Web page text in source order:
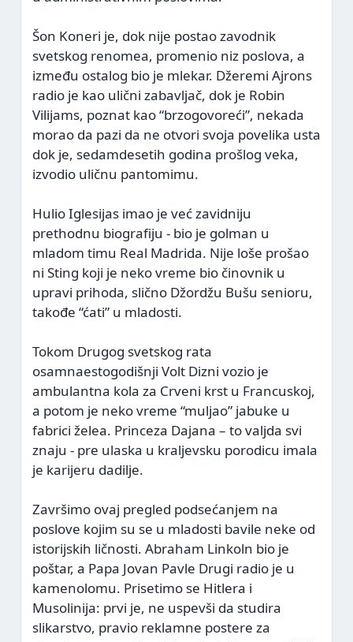
Šon Koneri je, dok nije postao zavodnik
svetskog renomea, promenio niz poslova, a
između ostalog bio je mlekar. Džeremi Ajrons
radio je kao ulični zabavljač, dok je Robin
Vilijams, poznat kao “brzogovoreći”, nekada
morao da pazi da ne otvori svoja povelika usta
dok je, sedamdesetih godina prošlog veka,
izvodio uličnu pantomimu.
Hulio Iglesijas imao je već zavidniju
prethodnu biografiju - bio je golman u
mladom timu Real Madrida. Nije loše prošao
ni Sting koji je neko vreme bio činovnik u
upravi prihoda, slično Džordžu Bušu senioru,
takođe “ćati” u mladosti.
Tokom Drugog svetskog rata
osamnaestogodišnji Volt Dizni vozio je
ambulantna kola za Crveni krst u Francuskoj,
a potom je neko vreme “muljao” jabuke u
fabrici želea. Princeza Dajana – to valjda svi
znaju - pre ulaska u kraljevsku porodicu imala
je karijeru dadilje.
Završimo ovaj pregled podsećanjem na
poslove kojim su se u mladosti bavile neke od
istorijskih ličnosti. Abraham Linkoln bio je
poštar, a Papa Jovan Pavle Drugi radio je u
kamenolomu. Prisetimo se Hitlera i
Musolinija: prvi je, ne uspevši da studira
slikarstvo, pravio reklamne postere za